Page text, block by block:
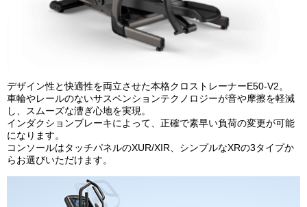
デザイン性と快適性を両立させた本格クロストレーナーE50-V2。
車輪やレールのないサスペンションテクノロジーが音や摩擦を軽減
し、スムーズな漕ぎ心地を実現。
インダクションブレーキによって、正確で素早い負荷の変更が可能
になります。
コンソールはタッチパネルのXUR/XIR、シンプルなXRの3タイプか
らお選びいただけます。